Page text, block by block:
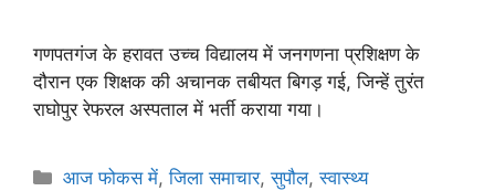
गणपतगंज के हरावत उच्च विद्यालय में जनगणना प्रशिक्षण के
दौरान एक शिक्षक की अचानक तबीयत बिगड़ गई, जिन्हें तुरंत
राघोपुर रेफरल अस्पताल में भर्ती कराया गया।
आज फोकस में,जिला समाचार,सुपौल,स्वास्थ्य